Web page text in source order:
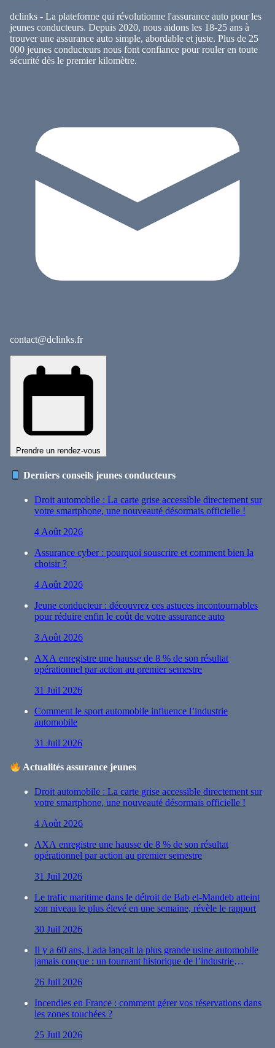
dclinks - La plateforme qui révolutionne l'assurance auto pour les
jeunes conducteurs. Depuis 2020, nous aidons les 18-25 ans à
trouver une assurance auto simple, abordable et juste. Plus de 25
000 jeunes conducteurs nous font confiance pour rouler en toute
sécurité dès le premier kilomètre.
contact@dclinks.fr
Prendre un rendez-vous
Derniers conseils jeunes conducteurs
Droit automobile : La carte grise accessible directement sur
votre smartphone, une nouveauté désormais officielle !
4 Août 2026
Assurance cyber : pourquoi souscrire et comment bien la
choisir ?
4 Août 2026
Jeune conducteur : découvrez ces astuces incontournables
pour réduire enfin le coût de votre assurance auto
3 Août 2026
AXA enregistre une hausse de 8 % de son résultat
opérationnel par action au premier semestre
31 Juil 2026
Comment le sport automobile influence l’industrie
automobile
31 Juil 2026
Actualités assurance jeunes
Droit automobile : La carte grise accessible directement sur
votre smartphone, une nouveauté désormais officielle !
4 Août 2026
AXA enregistre une hausse de 8 % de son résultat
opérationnel par action au premier semestre
31 Juil 2026
Le trafic maritime dans le détroit de Bab el-Mandeb atteint
son niveau le plus élevé en une semaine, révèle le rapport
30 Juil 2026
Il y a 60 ans, Lada lançait la plus grande usine automobile
jamais conçue : un tournant historique de l’industrie
26 Juil 2026
Incendies en France : comment gérer vos réservations dans
les zones touchées ?
25 Juil 2026